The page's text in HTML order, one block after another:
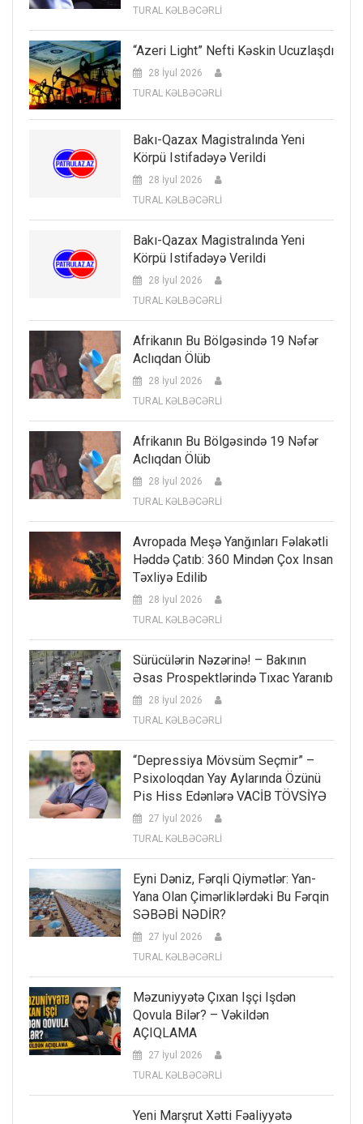
TURAL KƏLBƏCƏRLİ
“Azeri Light” Nefti Kəskin Ucuzlaşdı
28 İyul 2026
TURAL KƏLBƏCƏRLİ
Bakı-Qazax Magistralında Yeni
Körpü Istifadəyə Verildi
28 İyul 2026
TURAL KƏLBƏCƏRLİ
Bakı-Qazax Magistralında Yeni
Körpü Istifadəyə Verildi
28 İyul 2026
TURAL KƏLBƏCƏRLİ
Afrikanın Bu Bölgəsində 19 Nəfər
Aclıqdan Ölüb
28 İyul 2026
TURAL KƏLBƏCƏRLİ
Afrikanın Bu Bölgəsində 19 Nəfər
Aclıqdan Ölüb
28 İyul 2026
TURAL KƏLBƏCƏRLİ
Avropada Meşə Yanğınları Fəlakətli
Həddə Çatıb: 360 Mindən Çox Insan
Təxliyə Edilib
28 İyul 2026
TURAL KƏLBƏCƏRLİ
Sürücülərin Nəzərinə! – Bakının
Əsas Prospektlərində Tıxac Yaranıb
28 İyul 2026
TURAL KƏLBƏCƏRLİ
“Depressiya Mövsüm Seçmir” –
Psixoloqdan Yay Aylarında Özünü
Pis Hiss Edənlərə VACİB TÖVSİYƏ
27 İyul 2026
TURAL KƏLBƏCƏRLİ
Eyni Dəniz, Fərqli Qiymətlər: Yan-
Yana Olan Çimərliklərdəki Bu Fərqin
SƏBƏBİ NƏDİR?
27 İyul 2026
TURAL KƏLBƏCƏRLİ
Məzuniyyətə Çıxan Işçi Işdən
Qovula Bilər? – Vəkildən
AÇIQLAMA
27 İyul 2026
TURAL KƏLBƏCƏRLİ
Yeni Marşrut Xətti Fəaliyyətə